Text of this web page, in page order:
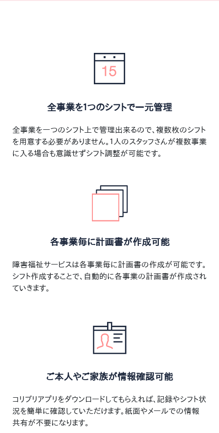
全事業を１つのシフトで一元管理
全事業を一つのシフト上で管理出来るので、複数枚のシフト
を用意する必要がありません。１人のスタッフさんが複数事業
に入る場合も意識せずシフト調整が可能です。
各事業毎に計画書が作成可能
障害福祉サービスは各事業毎に計画書の作成が可能です。
シフト作成することで、自動的に各事業の計画書が作成され
ていきます。
ご本人やご家族が情報確認可能
コリブリアプリをダウンロードしてもらえれば、記録やシフト状
況を簡単に確認していただけます。紙面やメールでの情報
共有が不要になります。